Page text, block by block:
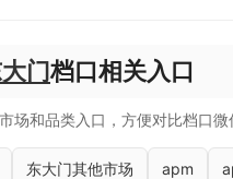
门档口相关入口
场和品类入口，方便对比档口
东大门其他市场 apm